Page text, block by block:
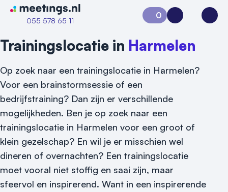
Naar home van Meetings
055 578 65 11
Vraag locatie aan
Locatiegids
0
Aanvraag 0Inloggen
Trainingslocatie in Harmelen
Op zoek naar een trainingslocatie in Harmelen?
Voor een brainstormsessie of een
bedrijfstraining? Dan zijn er verschillende
mogelijkheden. Ben je op zoek naar een
trainingslocatie in Harmelen voor een groot of
klein gezelschap? En wil je er misschien wel
dineren of overnachten? Een trainingslocatie
moet vooral niet stoffig en saai zijn, maar
sfeervol en inspirerend. Want in een inspirerende